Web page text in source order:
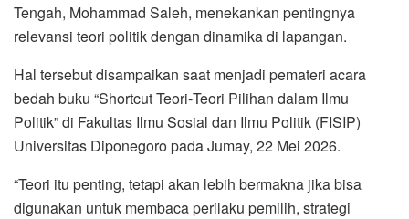
Tengah, Mohammad Saleh, menekankan pentingnya
relevansi teori politik dengan dinamika di lapangan.
Hal tersebut disampaikan saat menjadi pemateri acara
bedah buku “Shortcut Teori‑Teori Pilihan dalam Ilmu
Politik” di Fakultas Ilmu Sosial dan Ilmu Politik (FISIP)
Universitas Diponegoro pada Jumay, 22 Mei 2026.
“Teori itu penting, tetapi akan lebih bermakna jika bisa
digunakan untuk membaca perilaku pemilih, strategi